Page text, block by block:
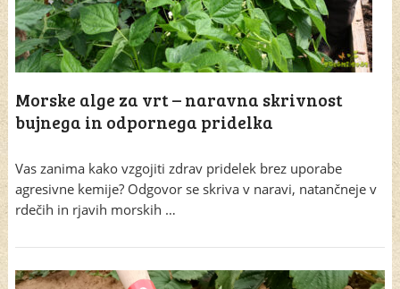
Morske alge za vrt – naravna skrivnost
bujnega in odpornega pridelka
Vas zanima kako vzgojiti zdrav pridelek brez uporabe
agresivne kemije? Odgovor se skriva v naravi, natančneje v
rdečih in rjavih morskih …